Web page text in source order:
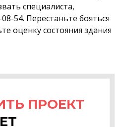
специалиста,
54. Перестаньте бояться
оценку состояния здания
ПРОЕКТ